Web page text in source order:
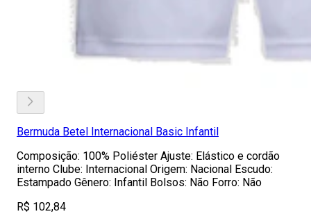
Bermuda Betel Internacional Basic Infantil
Composição: 100% Poliéster Ajuste: Elástico e cordão
interno Clube: Internacional Origem: Nacional Escudo:
Estampado Gênero: Infantil Bolsos: Não Forro: Não
R$ 102,84